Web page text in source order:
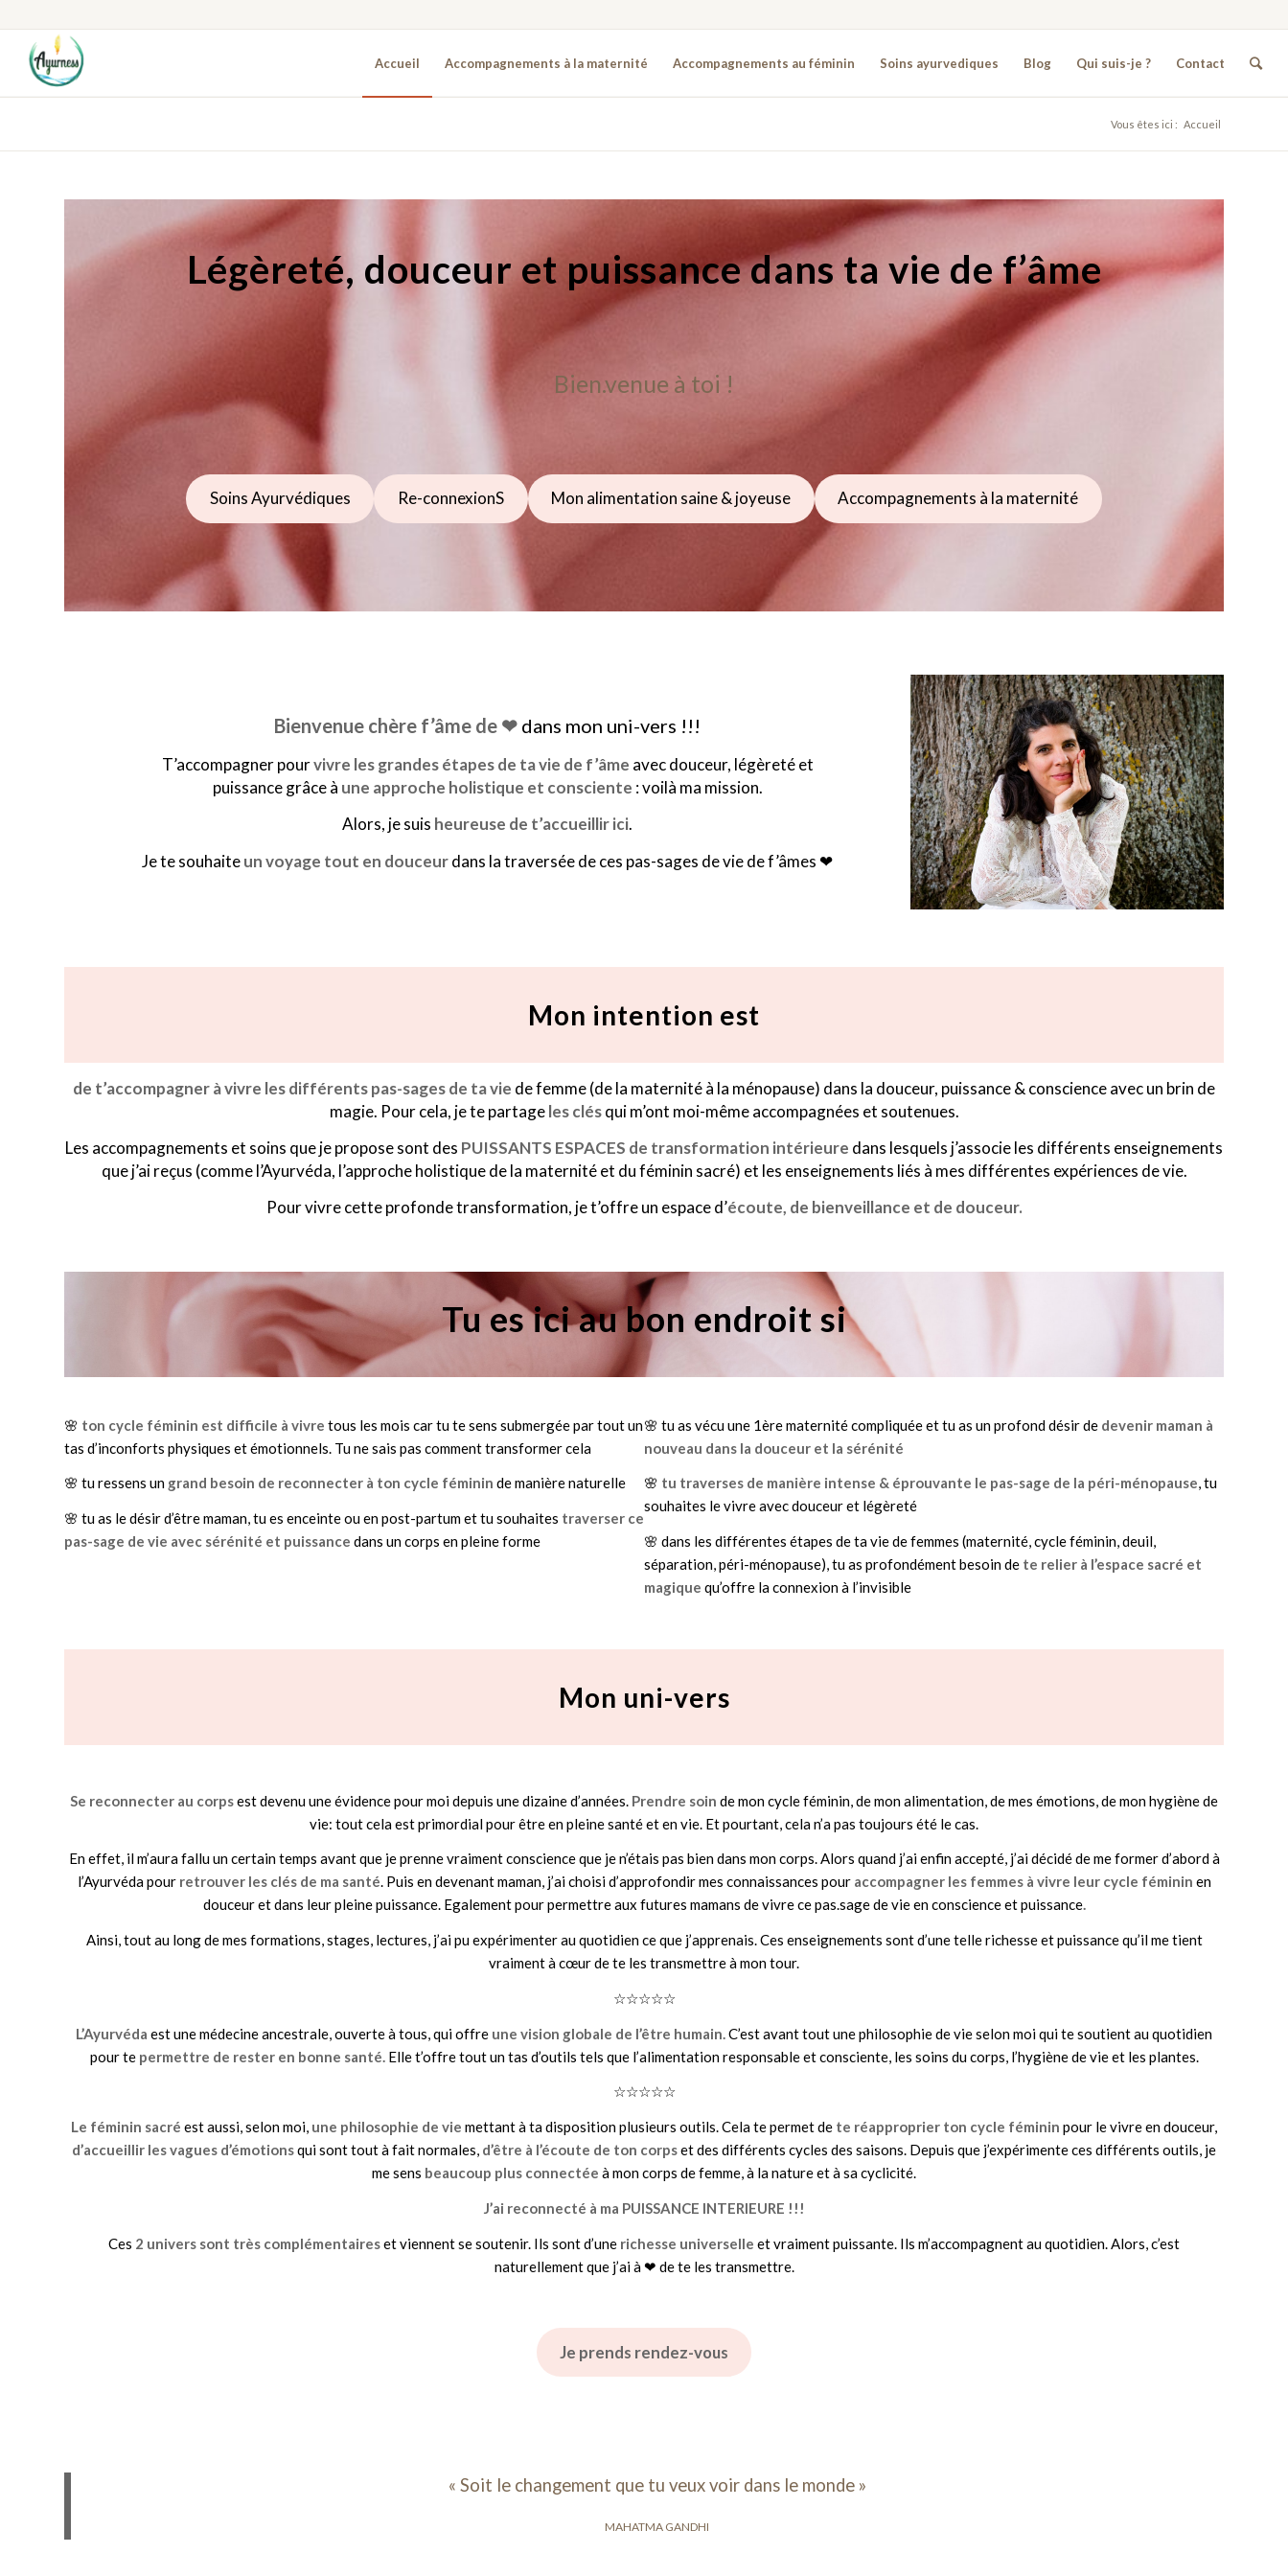
Accueil Accompagnements à la maternité Accompagnements au féminin Soins ayurvediques Blog Qui suis-je ? Contact
Vous êtes ici : Accueil
Légèreté, douceur et puissance dans ta vie de f’âme
Bien.venue à toi !
Soins Ayurvédiques Re-connexionS Mon alimentation saine & joyeuse Accompagnements à la maternité
Bienvenue chère f’âme de ❤ dans mon uni-vers !!!
T’accompagner pourvivre les grandes étapes de ta vie de f’âme avec douceur, légèreté et
puissance grâce à une approche holistique et consciente : voilà ma mission.
Alors, je suis heureuse de t’accueillir ici.
Je te souhaiteun voyage tout en douceurdans la traversée de ces pas-sages de vie de f’âmes ❤
Mon intention est
de t’accompagner à vivre les différents pas-sages de ta vie de femme (de la maternité à la ménopause) dans la douceur, puissance & conscience avec un brin de
magie. Pour cela, je te partageles clésqui m’ont moi-même accompagnées et soutenues.
Les accompagnements et soins que je propose sont des PUISSANTS ESPACES de transformation intérieure dans lesquels j’associe les différents enseignements
que j’ai reçus (comme l’Ayurvéda, l’approche holistique de la maternité et du féminin sacré) et les enseignements liés à mes différentes expériences de vie.
Pour vivre cette profonde transformation, je t’offre un espace d’écoute, de bienveillance et de douceur.
Tu es ici au bon endroit si
🌸 ton cycle féminin est difficile à vivre tous les mois car tu te sens submergée par tout un
tas d’inconforts physiques et émotionnels. Tu ne sais pas comment transformer cela
🌸 tu ressens un grand besoin de reconnecter à ton cycle féminin de manière naturelle
🌸 tu as le désir d’être maman, tu es enceinte ou en post-partum et tu souhaites traverser ce
pas-sage de vie avec sérénité et puissance dans un corps en pleine forme
🌸 tu as vécu une 1ère maternité compliquée et tu as un profond désir de devenir maman à
nouveau dans la douceur et la sérénité
🌸 tu traverses de manière intense & éprouvante le pas-sage de la péri-ménopause, tu
souhaites le vivre avec douceur et légèreté
🌸 dans les différentes étapes de ta vie de femmes (maternité, cycle féminin, deuil,
séparation, péri-ménopause), tu as profondément besoin de te relier à l’espace sacré et
magique qu’offre la connexion à l’invisible
Mon uni-vers
Se reconnecter au corpsest devenu une évidence pour moi depuis une dizaine d’années. Prendre soin de mon cycle féminin, de mon alimentation, de mes émotions, de mon hygiène de
vie: tout cela est primordial pour être en pleine santé et en vie. Et pourtant, cela n’a pas toujours été le cas.
En effet, il m’aura fallu un certain temps avant que je prenne vraiment conscience que je n’étais pas bien dans mon corps. Alors quand j’ai enfin accepté, j’ai décidé de me former d’abord à
l’Ayurvéda pour retrouver les clés de ma santé. Puis en devenant maman, j’ai choisi d’approfondir mes connaissances pour accompagner les femmes à vivre leur cycle féminin en
douceur et dans leur pleine puissance. Egalement pour permettre aux futures mamans de vivre ce pas.sage de vie en conscience et puissance.
Ainsi, tout au long de mes formations, stages, lectures, j’ai pu expérimenter au quotidien ce que j’apprenais. Ces enseignements sont d’une telle richesse et puissance qu’il me tient
vraiment à cœur de te les transmettre à mon tour.
☆☆☆☆☆
L’Ayurvéda est une médecine ancestrale, ouverte à tous, qui offre une vision globale de l’être humain.C’est avant tout une philosophie de vie selon moi qui te soutient au quotidien
pour te permettre de rester en bonne santé.Elle t’offre tout un tas d’outils tels que l’alimentation responsable et consciente, les soins du corps, l’hygiène de vie et les plantes.
☆☆☆☆☆
Le féminin sacré est aussi, selon moi, une philosophie de vie mettant à ta disposition plusieurs outils. Cela te permet de te réapproprier ton cycle féminin pour le vivre en douceur,
d’accueillir les vagues d’émotionsqui sont tout à fait normales, d’être à l’écoute de ton corpset des différents cycles des saisons. Depuis que j’expérimente ces différents outils, je
me sens beaucoup plus connectée à mon corps de femme, à la nature et à sa cyclicité.
J’ai reconnecté à ma PUISSANCE INTERIEURE !!!
Ces 2 univers sont très complémentaireset viennent se soutenir. Ils sont d’une richesse universelle et vraiment puissante. Ils m’accompagnent au quotidien. Alors, c’est
naturellement que j’ai à ❤ de te les transmettre.
Je prends rendez-vous
« Soit le changement que tu veux voir dans le monde »
MAHATMA GANDHI